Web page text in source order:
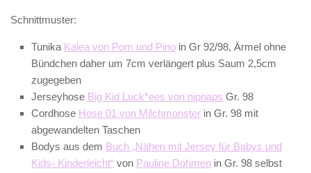
Schnittmuster:
Tunika Kalea von Pom und Pino in Gr 92/98, Ärmel ohne
Bündchen daher um 7cm verlängert plus Saum 2,5cm
zugegeben
Jerseyhose Big Kid Luck*ees von nipnaps Gr. 98
Cordhose Hose 01 von Milchmonster in Gr. 98 mit
abgewandelten Taschen
Bodys aus dem Buch „Nähen mit Jersey für Babys und
Kids- Kinderleicht“ von Pauline Dohmen in Gr. 98 selbst